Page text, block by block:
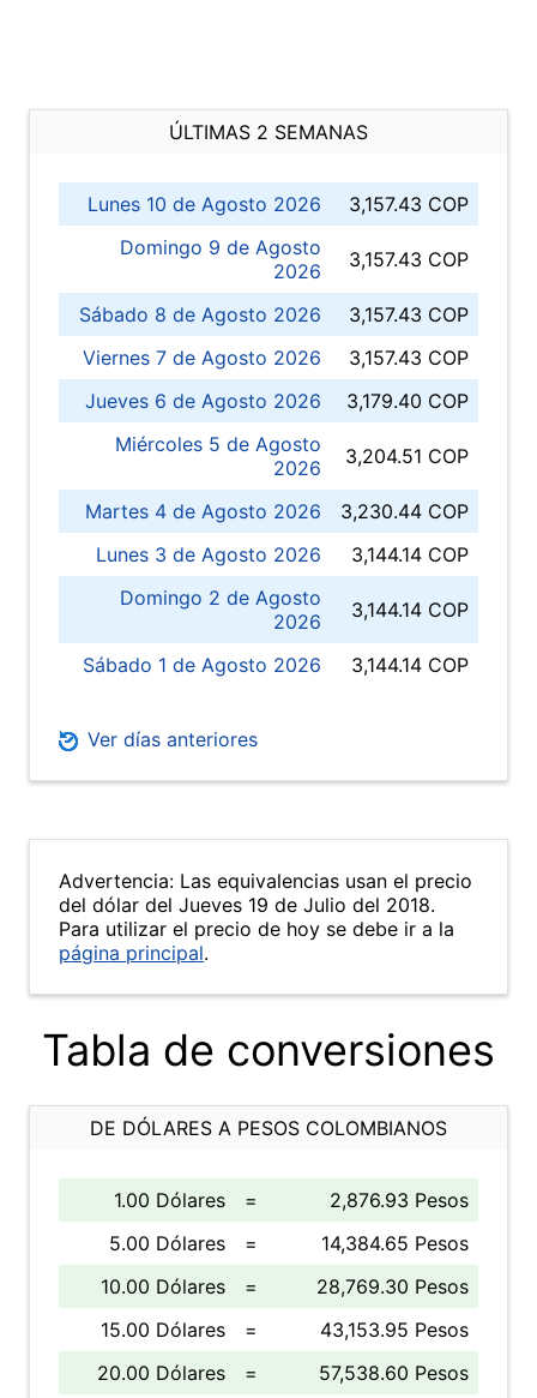
ÚLTIMAS 2 SEMANAS
Lunes 10 de Agosto 2026
3,157.43 COP
Domingo 9 de Agosto
2026
3,157.43 COP
Sábado 8 de Agosto 2026
3,157.43 COP
Viernes 7 de Agosto 2026
3,157.43 COP
Jueves 6 de Agosto 2026
3,179.40 COP
Miércoles 5 de Agosto
2026
3,204.51 COP
Martes 4 de Agosto 2026
3,230.44 COP
Lunes 3 de Agosto 2026
3,144.14 COP
Domingo 2 de Agosto
2026
3,144.14 COP
Sábado 1 de Agosto 2026 3,144.14 COP
Ver días anteriores
Advertencia: Las equivalencias usan el precio
del dólar del Jueves 19 de Julio del 2018.
Para utilizar el precio de hoy se debe ir a la
página principal.
Tabla de conversiones
DE DÓLARES A PESOS COLOMBIANOS
1.00 Dólares =
2,876.93 Pesos
5.00 Dólares
=
14,384.65 Pesos
10.00 Dólares
=
28,769.30 Pesos
15.00 Dólares
=
43,153.95 Pesos
20.00 Dólares
=
57,538.60 Pesos